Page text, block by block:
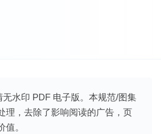
无水印 PDF 电子版。本规范/图集
理，去除了影响阅读的广告，页
。